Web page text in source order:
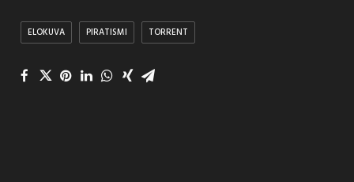
ELOKUVA PIRATISMI TORRENT